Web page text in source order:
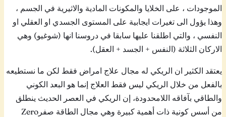
الموجودات ، على الخلايا والمكونات المادية والاثيرية في الجسم ،
وهذا يؤول الى تغيرات ايجابية على المستوى الجسدي او العقلي او
النفسي ، والتي اطلقنا عليها سابقا في دروسنا انها (شوغيو) وهي
الاركان الثلاثة (النفس + الجسد + العقل).
يعتقد الكثير ان الريكي له مجال علاج امراض فقط لكن ما نستطيعه
بالفعل من خلال الريكي ليس فقط العلاج إنما هو البعد الكوني
والطاقي بآفاقه اللامحدودة، إن الريكي في العصر الحديث ينطلق
من أسس كونية ذات أهمية كبيرة وهي مجال الطاقة صفرZero